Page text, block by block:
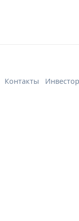
Контакты